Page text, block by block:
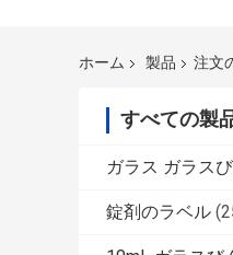
ホーム 製品 注文
すべての製
ガラス ガラス
錠剤のラベル